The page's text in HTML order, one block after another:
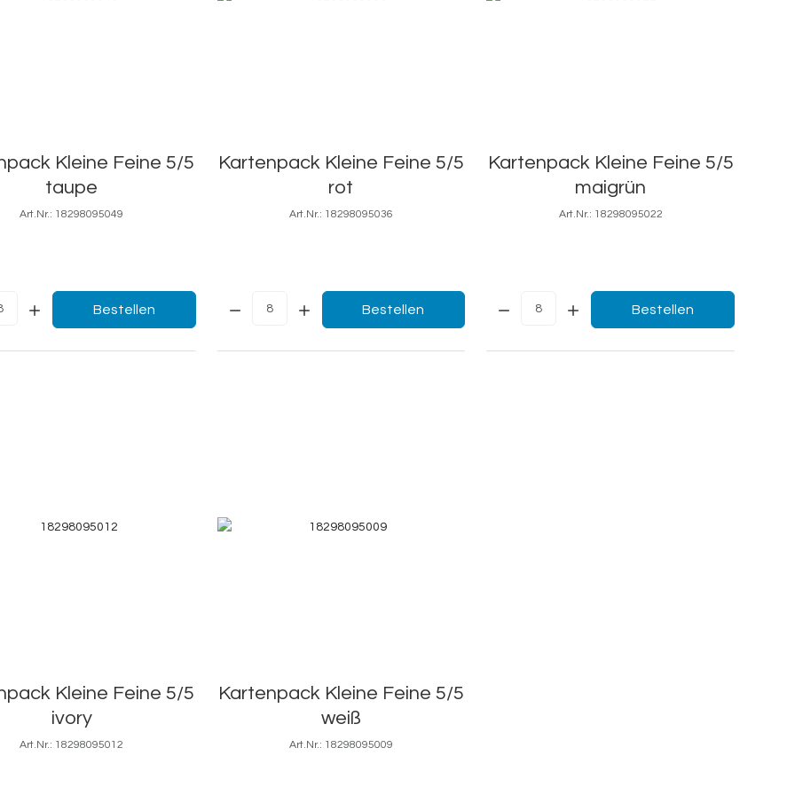
Kleine Feine 5/5
taupe
Art.Nr.: 18298095049
Bestellen
Kartenpack Kleine Feine 5/5
rot
Art.Nr.: 18298095036
Bestellen
Kartenpack Kleine Feine 5/5
maigrün
Art.Nr.: 18298095022
Bestellen
Kleine Feine 5/5
ivory
Art.Nr.: 18298095012
Kartenpack Kleine Feine 5/5
weiß
Art.Nr.: 18298095009